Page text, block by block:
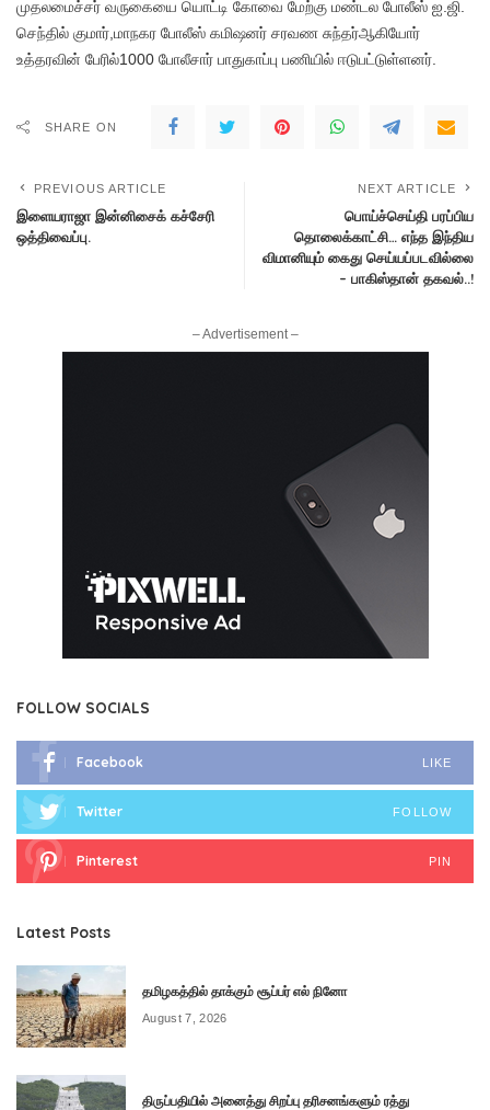
முதலமைச்சர் வருகையை யொட்டி கோவை மேற்கு மண்டல போலீஸ் ஐ.ஜி.
செந்தில் குமார்,மாநகர போலீஸ் கமிஷனர் சரவண சுந்தர்ஆகியோர்
உத்தரவின் பேரில்1000 போலீசார் பாதுகாப்பு பணியில் ஈடுபட்டுள்ளனர்.
SHARE ON
PREVIOUS ARTICLE
இளையராஜா இன்னிசைக் கச்சேரி
ஒத்திவைப்பு.
NEXT ARTICLE
பொய்ச்செய்தி பரப்பிய
தொலைக்காட்சி… எந்த இந்திய
விமானியும் கைது செய்யப்படவில்லை
– பாகிஸ்தான் தகவல்..!
– Advertisement –
FOLLOW SOCIALS
Facebook LIKE
Twitter FOLLOW
Pinterest PIN
Latest Posts
தமிழகத்தில் தாக்கும் சூப்பர் எல் நினோ
August 7, 2026
திருப்பதியில் அனைத்து சிறப்பு தரிசனங்களும் ரத்து